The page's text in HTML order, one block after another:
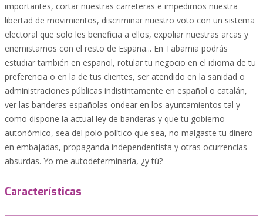
importantes, cortar nuestras carreteras e impedirnos nuestra
libertad de movimientos, discriminar nuestro voto con un sistema
electoral que solo les beneficia a ellos, expoliar nuestras arcas y
enemistarnos con el resto de España... En Tabarnia podrás
estudiar también en español, rotular tu negocio en el idioma de tu
preferencia o en la de tus clientes, ser atendido en la sanidad o
administraciones públicas indistintamente en español o catalán,
ver las banderas españolas ondear en los ayuntamientos tal y
como dispone la actual ley de banderas y que tu gobierno
autonómico, sea del polo político que sea, no malgaste tu dinero
en embajadas, propaganda independentista y otras ocurrencias
absurdas. Yo me autodeterminaría, ¿y tú?
Características